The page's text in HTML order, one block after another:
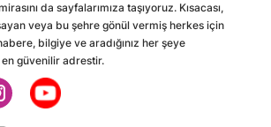
da sayfalarımıza taşıyoruz. Kısacası,
veya bu şehre gönül vermiş herkes için
bilgiye ve aradığınız her şeye
güvenilir adrestir.